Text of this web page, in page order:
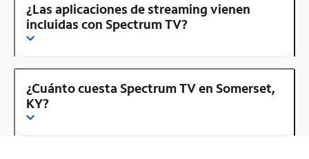
¿Las aplicaciones de streaming vienen
incluidas con Spectrum TV?
¿Cuánto cuesta Spectrum TV en Somerset,
KY?